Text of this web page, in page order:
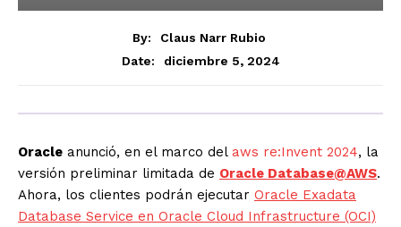
By:
Claus Narr Rubio
Date:
diciembre 5, 2024
Oracle anunció, en el marco del aws re:Invent 2024, la
versión preliminar limitada de Oracle Database@AWS.
Ahora, los clientes podrán ejecutar Oracle Exadata
Database Service en Oracle Cloud Infrastructure (OCI)